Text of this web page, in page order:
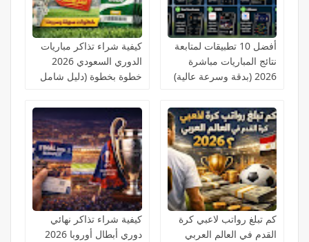
أفضل 10 تطبيقات لمتابعة
نتائج المباريات مباشرة
2026 (بدقة وسرعة عالية)
كيفية شراء تذاكر مباريات
الدوري السعودي 2026
خطوة بخطوة (دليل شامل
كم تبلغ رواتب لاعبي كرة
القدم في العالم العربي
كيفية شراء تذاكر نهائي
دوري أبطال أوروبا 2026